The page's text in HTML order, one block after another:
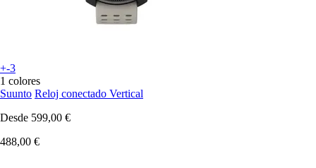
+-3
1 colores
Suunto Reloj conectado Vertical
Desde 599,00 €
488,00 €